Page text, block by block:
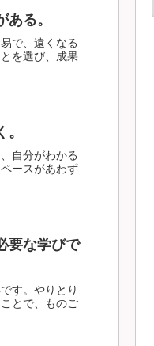
る。
で、遠くなる
を選び、成果
自分がわかる
ースがあわず
要な学びで
す。やりとり
とで、ものご